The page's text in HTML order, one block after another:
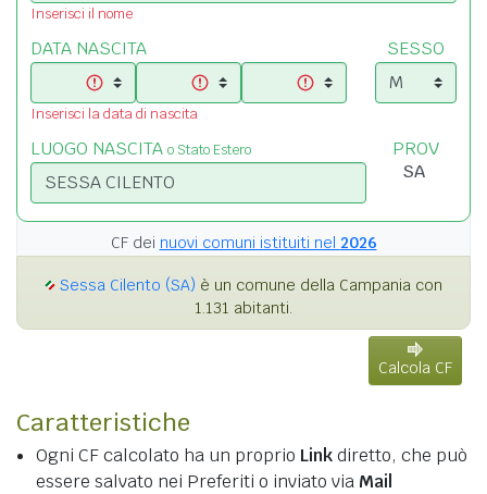
Inserisci il nome
DATA NASCITA
Inserisci la data di nascita
SESSO
LUOGO NASCITA o Stato Estero PROV
CF dei nuovi comuni istituiti nel 2026
Sessa Cilento (SA) è un comune della Campania con
1.131 abitanti.
Calcola CF
Caratteristiche
Ogni CF calcolato ha un proprio Linkdiretto, che può
essere salvato nei Preferiti o inviato via Mail